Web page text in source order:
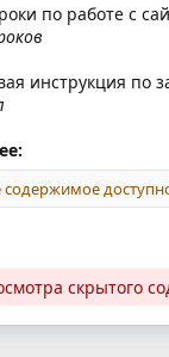
по работе с
инструкция по
скрытого